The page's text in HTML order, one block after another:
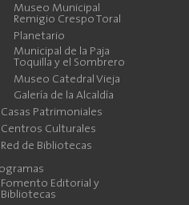
Museo Municipal
Remigio Crespo Toral
Planetario
Municipal de la Paja
Toquilla y el Sombrero
Museo Catedral Vieja
Galería de la Alcaldía
Casas Patrimoniales
Centros Culturales
Red de Bibliotecas
Fomento Editorial y
Bibliotecas